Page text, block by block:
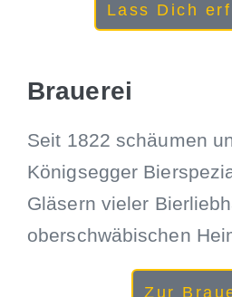
Lass Dich
Brauerei
Seit 1822 schäumen
Königsegger
Gläsern vieler
oberschwäbischen
Zur